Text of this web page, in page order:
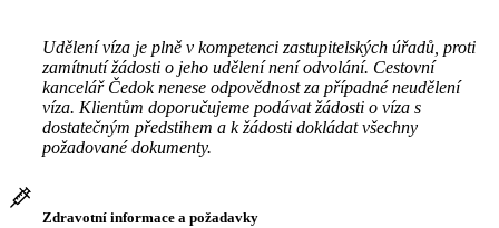
Udělení víza je plně v kompetenci zastupitelských úřadů, proti
zamítnutí žádosti o jeho udělení není odvolání. Cestovní
kancelář Čedok nenese odpovědnost za případné neudělení
víza. Klientům doporučujeme podávat žádosti o víza s
dostatečným předstihem a k žádosti dokládat všechny
požadované dokumenty.
Zdravotní informace a požadavky